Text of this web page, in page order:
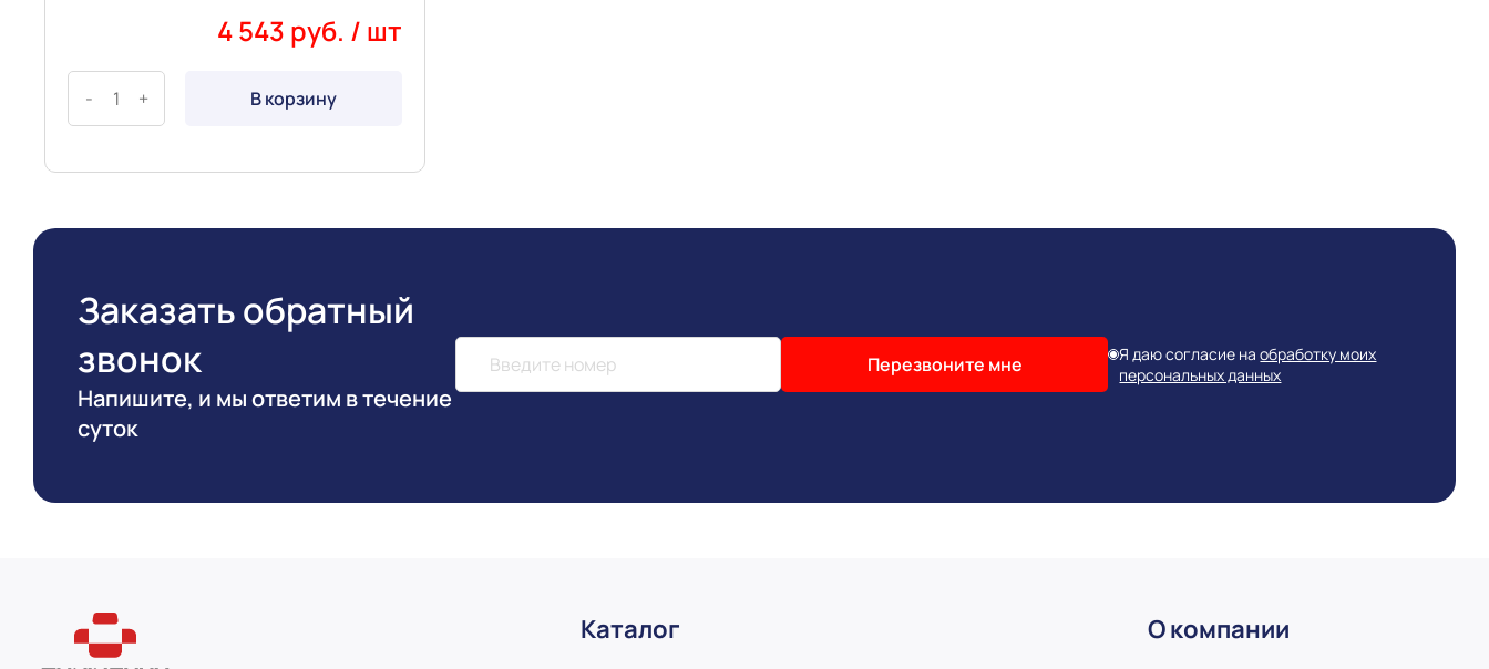
4 543 руб. / шт
- + В корзину
Заказать обратный
звонок
Напишите, и мы ответим в течение
суток
Перезвоните мне Я даю согласие на обработку моих
персональных данных
Каталог О компании